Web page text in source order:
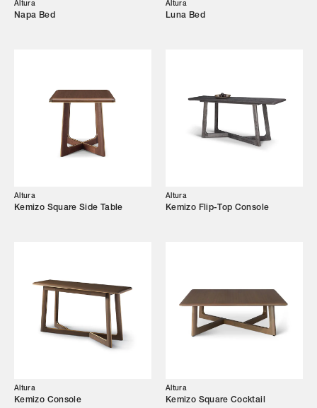
Designers
Our Story
Campaigns
Trade Login
Altura
Napa Bed
Altura
Luna Bed
Altura
Kemizo Square Side Table
Altura
Kemizo Flip-Top Console
Altura
Kemizo Console
Altura
Kemizo Square Cocktail